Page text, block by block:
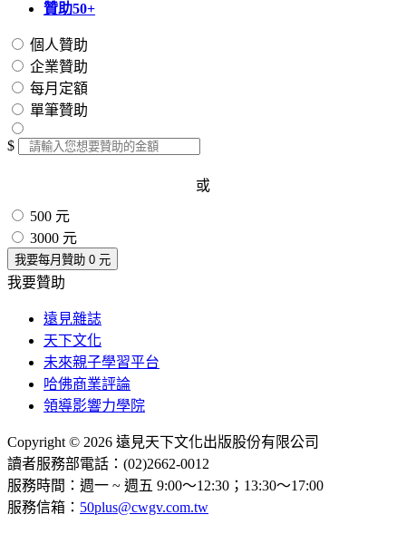
贊助50+
個人贊助
企業贊助
每月定額
單筆贊助
$
或
500 元
3000 元
我要每月贊助 0 元
我要贊助
遠見雜誌
天下文化
未來親子學習平台
哈佛商業評論
領導影響力學院
Copyright © 2026 遠見天下文化出版股份有限公司
讀者服務部電話：(02)2662-0012
服務時間：週一 ~ 週五 9:00～12:30；13:30～17:00
服務信箱： 50plus@cwgv.com.tw